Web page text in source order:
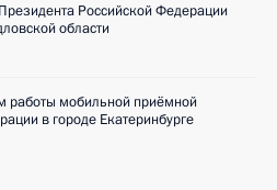
Российской Федерации
области
работы мобильной приёмной
в городе Екатеринбурге